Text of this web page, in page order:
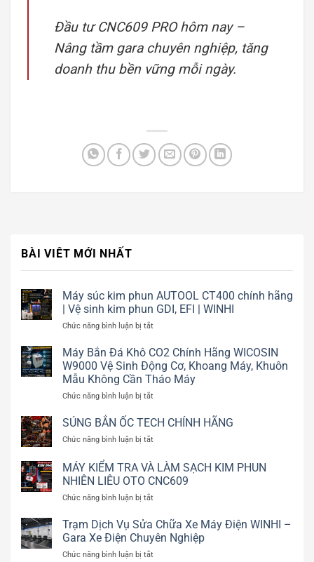
Đầu tư CNC609 PRO hôm nay –
Nâng tầm gara chuyên nghiệp, tăng
doanh thu bền vững mỗi ngày.
BÀI VIÊT MỚI NHẤT
Máy súc kim phun AUTOOL CT400 chính hãng
| Vệ sinh kim phun GDI, EFI | WINHI
Chức năng bình luận bị tắtở
súc
kim
phun
AUTOOL
CT400
hãng
Vệ
kim
phun
WINHI
Máy Bắn Đá Khô CO2 Chính Hãng WICOSIN
W9000 Vệ Sinh Động Cơ, Khoang Máy, Khuôn
Mẫu Không Cần Tháo Máy
Chức năng bình luận bị tắtở
Bắn
Khô
Chính
Hãng
W9000
Sinh
Động
SÚNG BẮN ỐC TECH CHÍNH HÃNG
Chức năng bình luận bị tắtở
BẮN
ỐC
TECH
CHÍNH
MÁY KIỂM TRA VÀ LÀM SẠCH KIM PHUN
NHIÊN LIÊU OTO CNC609
Chức năng bình luận bị tắtở
KIỂM
TRA
VÀ
LÀM
Trạm Dịch Vụ Sửa Chữa Xe Máy Điện WINHI –
Gara Xe Điện Chuyên Nghiệp
Chức năng bình luận bị tắtở